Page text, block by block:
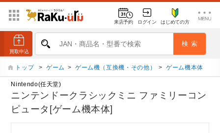
来店予約 ログイン はじめての方
トップ > ゲーム > ゲーム機（互換機・その他） > ゲーム機本体
Nintendo(任天堂)
ニンテンドークラシックミニ ファミリーコン
ピュータ[ゲーム機本体]